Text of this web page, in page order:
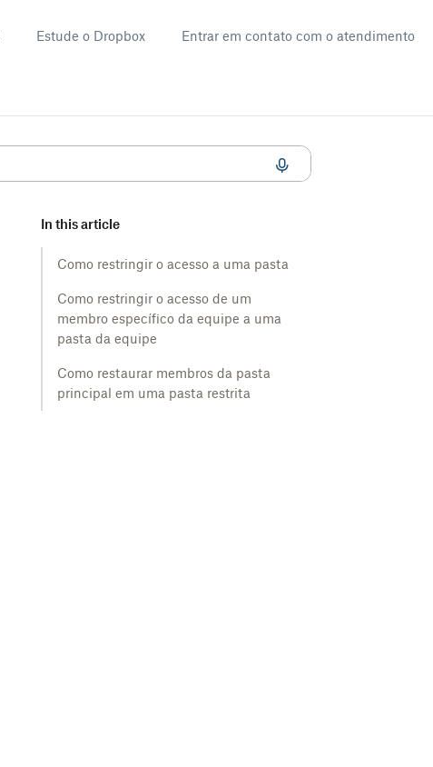
Estude o Dropbox Entrar em contato com o atendimento
In this article
Como restringir o acesso a uma pasta
Como restringir o acesso de um
membro específico da equipe a uma
pasta da equipe
Como restaurar membros da pasta
principal em uma pasta restrita